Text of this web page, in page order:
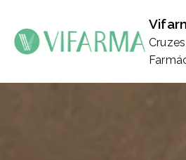
para